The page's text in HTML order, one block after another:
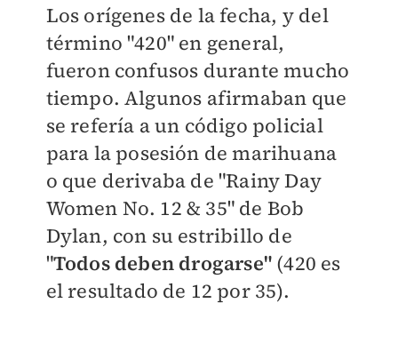
Los orígenes de la fecha, y del
término "420" en general,
fueron confusos durante mucho
tiempo. Algunos afirmaban que
se refería a un código policial
para la posesión de marihuana
o que derivaba de "Rainy Day
Women No. 12 & 35" de Bob
Dylan, con su estribillo de
"Todos deben drogarse" (420 es
el resultado de 12 por 35).